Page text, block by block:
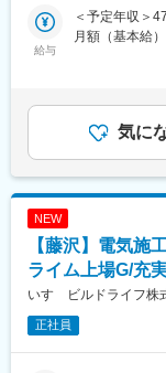
■業務詳細：
<施工監理>
<ゼネコン・サ
ゼネコン・サ
ケジュール調
営業担当者に
※その他駐車場
給与
＜予定年収＞
月額（基本給
1回（4月）賃
下する可能性
す。
気に
NEW
【藤沢】電気施
ライム上場G/充
いすゞビルドライフ株
正社員